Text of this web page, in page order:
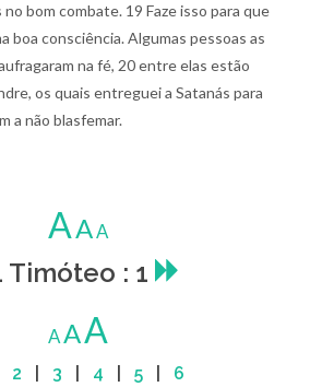
bom combate. 19 Faze isso para que
boa consciência. Algumas pessoas as
na fé, 20 entre elas estão
os quais entreguei a Satanás para
a não blasfemar.
AAA
Timóteo : 1
AAA
2 3 4 5 6